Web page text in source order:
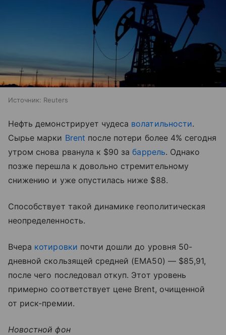
Источник: Reuters
Нефть демонстрирует чудеса волатильности.
Сырье марки Brent после потери более 4% сегодня
утром снова рванула к $90 забаррель. Однако
позже перешла к довольно стремительному
снижению и уже опустилась ниже $88.
Способствует такой динамике геополитическая
неопределенность.
Вчера котировки почти дошли до уровня 50-
дневной скользящей средней (EMA50) — $85,91,
после чего последовал откуп. Этот уровень
примерно соответствует цене Brent, очищенной
от риск-премии.
Новостной фон